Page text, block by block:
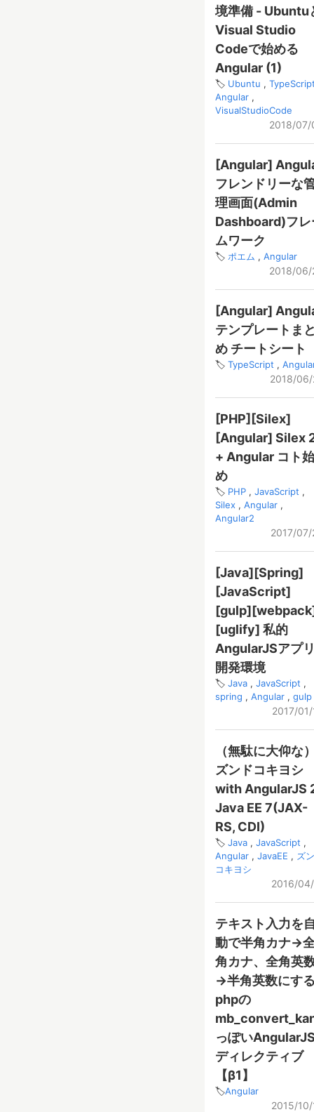
境準備 - Ubuntu
Visual Studio
Codeで始める
Angular (1)
Ubuntu
Angular
VisualStudioCode
2018/07/
[Angular]
フレンドリーな
理画面(Admin
Dashboard)フレ
ムワーク
ポエム Angular
2018/06/
[Angular]
テンプレートま
め チートシート
TypeScript
2018/06/
[PHP][Silex]
[Angular] Silex
+ Angular コト始
め
PHP
JavaScript
Silex
Angular
Angular2
2017/
[Java][Spring]
[JavaScript]
[uglify] 私的
AngularJSアプ
開発環境
Java
JavaScript
spring
Angular gulp
2017/
（無駄に大仰な
ズンドコキヨシ
with AngularJS
Java EE 7(JAX-
RS, CDI)
Java
JavaScript
Angular
JavaEE
ズ
コキヨシ
2016/
テキスト入力を
動で半角カナ→
角カナ、全角英
→半角英数にす
phpの
っぽい
ディレクティブ
【β1】
Angular
2015/